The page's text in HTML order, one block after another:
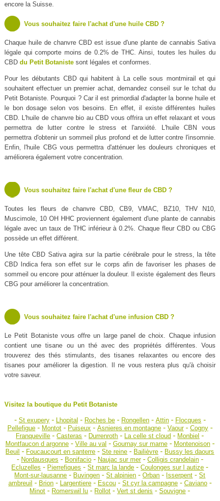
encore la Suisse.
Vous souhaitez faire l'achat d'une huile CBD ?
Chaque huile de chanvre CBD est issue d'une plante de cannabis Sativa
légale qui comporte moins de 0.2% de THC. Ainsi, toutes les huiles du
CBD du Petit Botanistesont légales et conformes.
Pour les débutants CBD qui habitent à La celle sous montmirail et qui
souhaitent effectuer un premier achat, demandez conseil sur le tchat du
Petit Botaniste. Pourquoi ? Car il est primordial d'adapter la bonne huile et
le bon dosage selon vos besoins. En effet, il existe différentes huiles
CBD. L'huile de chanvre bio au CBD vous offrira un effet relaxant et vous
permettra de lutter contre le stress et l'anxiété. L'huile CBN vous
permettra d'obtenir un sommeil plus profond et de lutter contre l'insomnie.
Enfin, l'huile CBG vous permettra d'atténuer les douleurs chroniques et
améliorera également votre concentration.
Vous souhaitez faire l'achat d'une fleur de CBD ?
Toutes les fleurs de chanvre CBD, CB9, VMAC, BZ10, THV N10,
Muscimole, 10 OH HHC proviennent également d'une plante de cannabis
légale avec un taux de THC inférieur à 0.2%. Chaque fleur CBD ou CBG
possède un effet différent.
Une tête CBD Sativa agira sur la partie cérébrale pour le stress, la tête
CBD Indica fera son effet sur le corps afin de favoriser les phases de
sommeil ou encore pour atténuer la douleur. Il existe également des fleurs
CBG pour améliorer la concentration.
Vous souhaitez faire l'achat d'une infusion CBD ?
Le Petit Botaniste vous offre un large panel de choix. Chaque infusion
contient une tisane ou un thé avec des propriétés différentes. Vous
trouverez des thés stimulants, des tisanes relaxantes ou encore des
tisanes pour améliorer la digestion. Il ne vous restera plus qu'à choisir
votre saveur.
Visitez la boutique du Petit Botaniste
- St exupery- Lhopital - Roches be- Rongellen- Attin- Flocques -
Pellefigue- Montot- Puiseux - Asnieres en montagne- Vaour- Cogny-
Franqueville -Casteras - Durrenroth - La celle st cloud - Monbiel -
Montfaucon d argonne- Ville au val - Gournay sur marne- Montenoison-
Beuil - Foucaucourt en santerre -Ste reine - Bailièvre - Bussy les daours
- Nordausques - Bonifacio- Naujac sur mer- Colligis crandelain-
Ecluzelles - Pierrefiques -St marc la lande -Coulonges sur l autize -
Mont-sur-lausanne - Buvingen -St alpinien -Orban - Isserpent -St
ambreuil - Brion- Largentiere- Escou- St cyr la campagne- Caviano-
Minot - Romerswil lu - Rollot -Vert st denis -Souvigne -